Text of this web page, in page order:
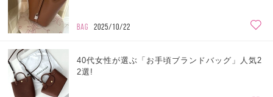
BAG 2025/10/22
40代女性が選ぶ「お手頃ブランドバッグ」人気2
2選!